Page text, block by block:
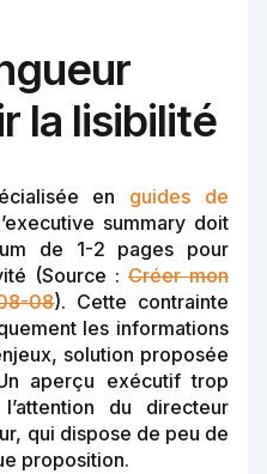
la lisibilité
en guides de
summary doit
de 1-2 pages pour
(Source : Créer mon
08). Cette contrainte
les informations
solution proposée
aperçu exécutif trop
du directeur
qui dispose de peu de
proposition.